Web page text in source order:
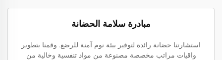
مبادرة سلامة الحضانة
استشارتنا حضانة رائدة لتوفير بيئة نوم آمنة للرضع. وقمنا بتطوير
واقيات مراتب مخصصة مصنوعة من مواد تنفسية وخالية من